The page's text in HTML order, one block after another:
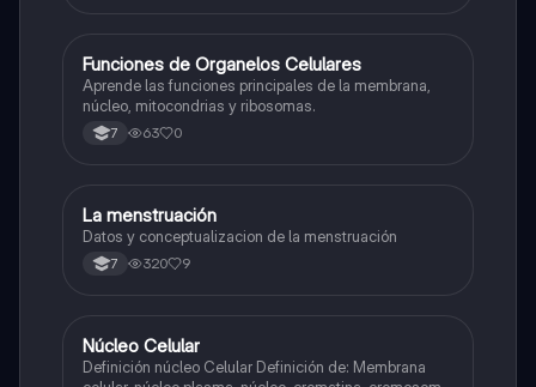
FBiologia
Funciones de Organelos Celulares
Aprende las funciones principales de la membrana,
núcleo, mitocondrias y ribosomas.
7 63 0
Biologia
La menstruación
Datos y conceptualizacion de la menstruación
7 320 9
Biologia
Núcleo Celular
Definición núcleo Celular Definición de: Membrana